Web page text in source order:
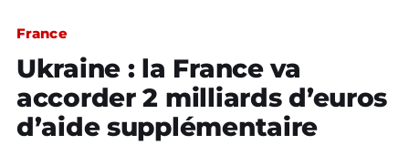
France
Ukraine : la France va
accorder 2 milliards d’euros
d’aide supplémentaire